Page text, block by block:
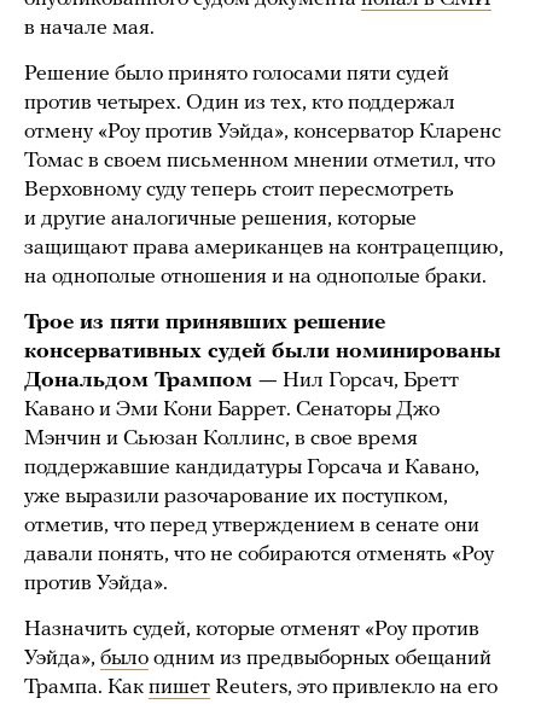
в начале мая.
Решение было принято голосами пяти судей
против четырех. Один из тех, кто поддержал
отмену «Роу против Уэйда», консерватор Кларенс
Томас в своем письменном мнении отметил, что
Верховному суду теперь стоит пересмотреть
и другие аналогичные решения, которые
защищают права американцев на контрацепцию,
на однополые отношения и на однополые браки.
Трое из пяти принявших решение
консервативных судей были номинированы
Дональдом Трампом — Нил Горсач, Бретт
Кавано и Эми Кони Баррет. Сенаторы Джо
Мэнчин и Сьюзан Коллинс, в свое время
поддержавшие кандидатуры Горсача и Кавано,
уже выразили разочарование их поступком,
отметив, что перед утверждением в сенате они
давали понять, что не собираются отменять «Роу
против Уэйда».
Назначить судей, которые отменят «Роу против
Уэйда», было одним из предвыборных обещаний
Трампа. Как пишет Reuters, это привлекло на его